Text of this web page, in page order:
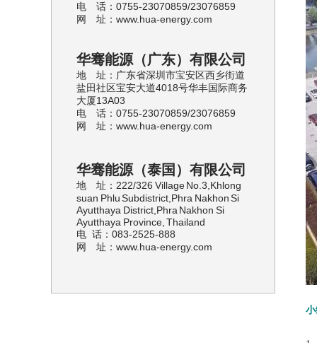
电 话：0755-23070859/23076859
网 址：www.hua-energy.com
华骞能源（广东）有限公司
地 址： 广东省深圳市宝安区西乡街道
盐田社区宝安大道4018号华丰国际商务
大厦13A03
电 话： 0755-23070859/23076859
网 址：www.hua-energy.com
华骞能源（泰国）有限公司
地 址：222/326 Village No.3,Khlong
suan Phlu Subdistrict,Phra Nakhon Si
Ayutthaya District,Phra Nakhon Si
Ayutthaya Province, Thailand
电 话：083-2525-888
网 址：www.hua-energy.com